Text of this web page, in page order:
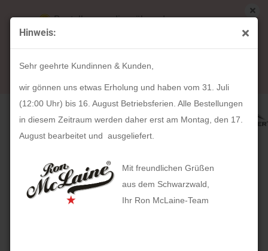
Hinweis:
Sehr geehrte Kundinnen & Kunden,
wir gönnen uns etwas Erholung und haben vom 31. Juli
(12:00 Uhr) bis 16. August Betriebsferien. Alle Bestellungen
in diesem Zeitraum werden daher erst am Montag, den 17.
August bearbeitet und ausgeliefert.
Mit freundlichen Grüßen
aus dem Schwarzwald,
Ihr Ron McLaine-Team
Bestellungen die während unserer
Betriebsferien (31. Juli ab 12:00 Uhr bis 16.
August) aufgegeben werden, werden ab Montag,
17. August bearbeitet und versendet.
« Erster « zurück weiter »
Letzter »
Artikel in dieser Kategorie
Stifteschale ZENTA (old havanna)